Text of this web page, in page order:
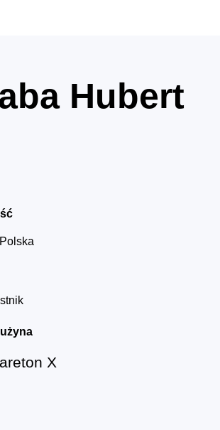
Hubert
Polska
X